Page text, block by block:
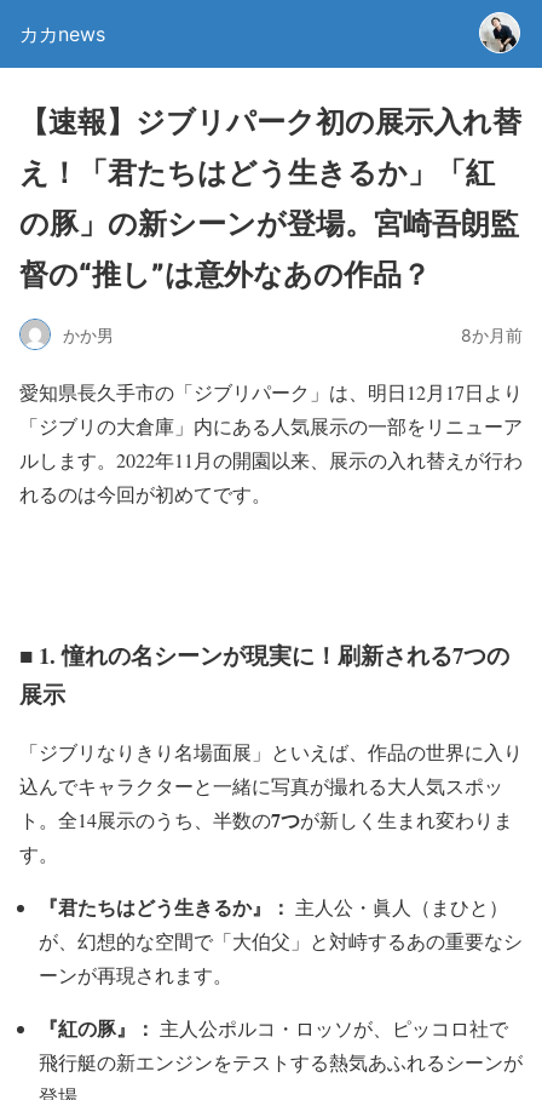
カカnews
【速報】ジブリパーク初の展示入れ替
え！「君たちはどう生きるか」「紅
の豚」の新シーンが登場。宮崎吾朗監
督の“推し”は意外なあの作品？
かか男 8か月前
愛知県長久手市の「ジブリパーク」は、明日12月17日より
「ジブリの大倉庫」内にある人気展示の一部をリニューア
ルします。2022年11月の開園以来、展示の入れ替えが行わ
れるのは今回が初めてです。
■ 1. 憧れの名シーンが現実に！刷新される7つの
展示
「ジブリなりきり名場面展」といえば、作品の世界に入り
込んでキャラクターと一緒に写真が撮れる大人気スポッ
ト。全14展示のうち、半数の7つが新しく生まれ変わりま
す。
『君たちはどう生きるか』： 主人公・眞人（まひと）
が、幻想的な空間で「大伯父」と対峙するあの重要なシ
ーンが再現されます。
『紅の豚』： 主人公ポルコ・ロッソが、ピッコロ社で
飛行艇の新エンジンをテストする熱気あふれるシーンが